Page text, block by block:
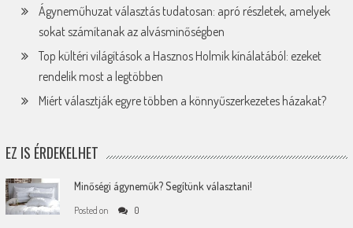
Ágyneműhuzat választás tudatosan: apró részletek, amelyek
sokat számítanak az alvásminőségben
Top kültéri világítások a Hasznos Holmik kínálatából: ezeket
rendelik most a legtöbben
Miért választják egyre többen a könnyűszerkezetes házakat?
EZ IS ÉRDEKELHET
Minőségi ágyneműk? Segítünk választani!
Posted on 0